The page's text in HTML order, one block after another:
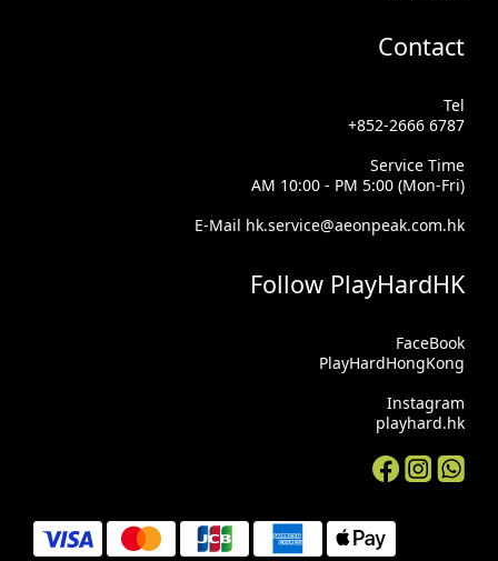
Contact
Tel
+852-2666 6787
Service Time
AM 10:00 - PM 5:00 (Mon-Fri)
E-Mail hk.service@aeonpeak.com.hk
Follow PlayHardHK
FaceBook
PlayHardHongKong
Instagram
playhard.hk